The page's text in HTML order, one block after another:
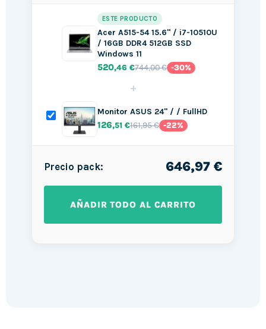
ESTE PRODUCTO
Acer A515-54 15.6" / i7-10510U
/ 16GB DDR4 512GB SSD
Windows 11
520,46 €744,00 € -30%
+
Monitor ASUS 24" / / FullHD
126,51 €161,95 € -22%
Precio pack: 646,97 €
AÑADIR TODO AL CARRITO